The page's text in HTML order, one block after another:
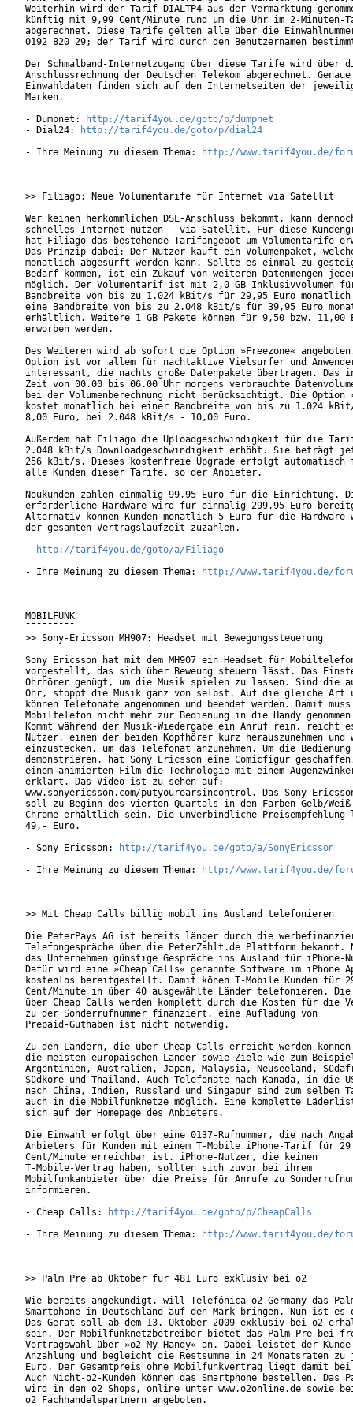
Weiterhin wird der Tarif DIALTP4 aus der Vermarktung
künftig mit 9,99 Cent/Minute rund um die Uhr im 2-Minuten-
abgerechnet. Diese Tarife gelten alle über die
0192 820 29; der Tarif wird durch den Benutzernamen
Der Schmalband-Internetzugang über diese Tarife wird über
Anschlussrechnung der Deutschen Telekom abgerechnet. Genaue
Einwahldaten finden sich auf den Internetseiten der
Marken.
- Dumpnet:
http://tarif4you.de/goto/p/dumpnet
- Dial24:
http://tarif4you.de/goto/p/dial24
- Ihre Meinung zu diesem Thema:
http://www.tarif4you.de/
>> Filiago: Neue Volumentarife für Internet via Satellit
Wer keinen herkömmlichen DSL-Anschluss bekommt, kann
schnelles Internet nutzen - via Satellit. Für diese
hat Filiago das bestehende Tarifangebot um Volumentarife
Das Prinzip dabei: Der Nutzer kauft ein Volumenpaket,
monatlich abgesurft werden kann. Sollte es einmal zu
Bedarf kommen, ist ein Zukauf von weiteren Datenmengen
möglich. Der Volumentarif ist mit 2,0 GB Inklusivvolumen
Bandbreite von bis zu 1.024 kBit/s für 29,95 Euro
eine Bandbreite von bis zu 2.048 kBit/s für 39,95 Euro
erhältlich. Weitere 1 GB Pakete können für 9,50 bzw. 11,00
erworben werden.
Des Weiteren wird ab sofort die Option »Freezone«
Option ist vor allem für nachtaktive Vielsurfer und
interessant, die nachts große Datenpakete übertragen. Das
Zeit von 00.00 bis 06.00 Uhr morgens verbrauchte
bei der Volumenberechnung nicht berücksichtigt. Die Option
kostet monatlich bei einer Bandbreite von bis zu 1.024
8,00 Euro, bei 2.048 kBit/s - 10,00 Euro.
Außerdem hat Filiago die Uploadgeschwindigkeit für die
2.048 kBit/s Downloadgeschwindigkeit erhöht. Sie beträgt
256 kBit/s. Dieses kostenfreie Upgrade erfolgt automatisch
alle Kunden dieser Tarife, so der Anbieter.
Neukunden zahlen einmalig 99,95 Euro für die Einrichtung.
erforderliche Hardware wird für einmalig 299,95 Euro
Alternativ können Kunden monatlich 5 Euro für die Hardware
der gesamten Vertragslaufzeit zuzahlen.
-
http://tarif4you.de/goto/a/Filiago
- Ihre Meinung zu diesem Thema:
http://www.tarif4you.de/
MOBILFUNK
¯¯¯¯¯¯¯¯¯
>> Sony-Ericsson MH907: Headset mit Bewegungssteuerung
Sony Ericsson hat mit dem MH907 ein Headset für
vorgestellt, das sich über Beweung steuern lässt. Das
Ohrhörer genügt, um die Musik spielen zu lassen. Sind die
Ohr, stoppt die Musik ganz von selbst. Auf die gleiche Art
können Telefonate angenommen und beendet werden. Damit
Mobiltelefon nicht mehr zur Bedienung in die Handy
Kommt während der Musik-Wiedergabe ein Anruf rein, reicht
Nutzer, einen der beiden Kopfhörer kurz herauszunehmen und
einzustecken, um das Telefonat anzunehmen. Um die
demonstrieren, hat Sony Ericsson eine Comicfigur
einem animierten Film die Technologie mit einem
erklärt. Das Video ist zu sehen auf:
www.sonyericsson.com/putyourearsincontrol. Das Sony Ericsson
soll zu Beginn des vierten Quartals in den Farben Gelb/
Chrome erhältlich sein. Die unverbindliche
49,- Euro.
- Sony Ericsson:
http://tarif4you.de/goto/a/SonyEricsson
- Ihre Meinung zu diesem Thema:
http://www.tarif4you.de/
>> Mit Cheap Calls billig mobil ins Ausland telefonieren
Die PeterPays AG ist bereits länger durch die
Telefongespräche über die PeterZahlt.de Plattform bekannt.
das Unternehmen günstige Gespräche ins Ausland für iPhone-
Dafür wird eine »Cheap Calls« genannte Software im iPhone
kostenlos bereitgestellt. Damit könen T-Mobile Kunden für
Cent/Minute in über 40 ausgewählte Länder telefonieren. Die
über Cheap Calls werden komplett durch die Kosten für die
zu der Sonderrufnummer finanziert, eine Aufladung von
Prepaid-Guthaben ist nicht notwendig.
Zu den Ländern, die über Cheap Calls erreicht werden
die meisten europäischen Länder sowie Ziele wie zum
Argentinien, Australien, Japan, Malaysia, Neuseeland,
Südkore und Thailand. Auch Telefonate nach Kanada, in die
nach China, Indien, Russland und Singapur sind zum selben
auch in die Mobilfunknetze möglich. Eine komplette
sich auf der Homepage des Anbieters.
Die Einwahl erfolgt über eine 0137-Rufnummer, die nach
Anbieters für Kunden mit einem T-Mobile iPhone-Tarif für 29
Cent/Minute erreichbar ist. iPhone-Nutzer, die keinen
T-Mobile-Vertrag haben, sollten sich zuvor bei ihrem
Mobilfunkanbieter über die Preise für Anrufe zu
informieren.
- Cheap Calls:
http://tarif4you.de/goto/p/CheapCalls
- Ihre Meinung zu diesem Thema:
http://www.tarif4you.de/
>> Palm Pre ab Oktober für 481 Euro exklusiv bei o2
Wie bereits angekündigt, will Telefónica o2 Germany das
Smartphone in Deutschland auf den Mark bringen. Nun ist
Das Gerät soll ab dem 13. Oktober 2009 exklusiv bei o2
sein. Der Mobilfunknetzbetreiber bietet das Palm Pre bei
Vertragswahl über »o2 My Handy« an. Dabei leistet der
Anzahlung und begleicht die Restsumme in 24 Monatsraten zu
Euro. Der Gesamtpreis ohne Mobilfunkvertrag liegt damit
Auch Nicht-o2-Kunden können das Smartphone bestellen. Das
wird in den o2 Shops, online unter www.o2online.de sowie
o2 Fachhandelspartnern angeboten.